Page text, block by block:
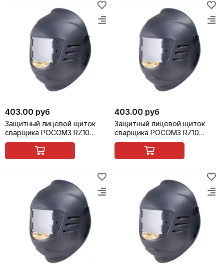
403.00 руб
Защитный лицевой щиток
сварщика РОСОМЗ RZ10
FavoriT ZEN (9) (маска
сварщика), арт. 55163
403.00 руб
Защитный лицевой щиток
сварщика РОСОМЗ RZ10
FavoriT ZEN (10) (маска
сварщика), арт. 55164